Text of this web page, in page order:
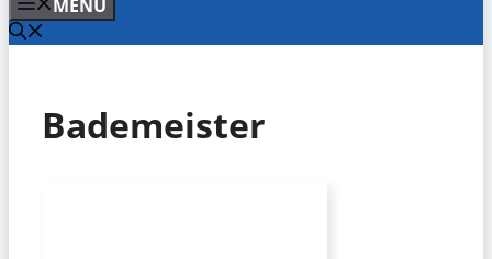
MENÜ
Bademeister